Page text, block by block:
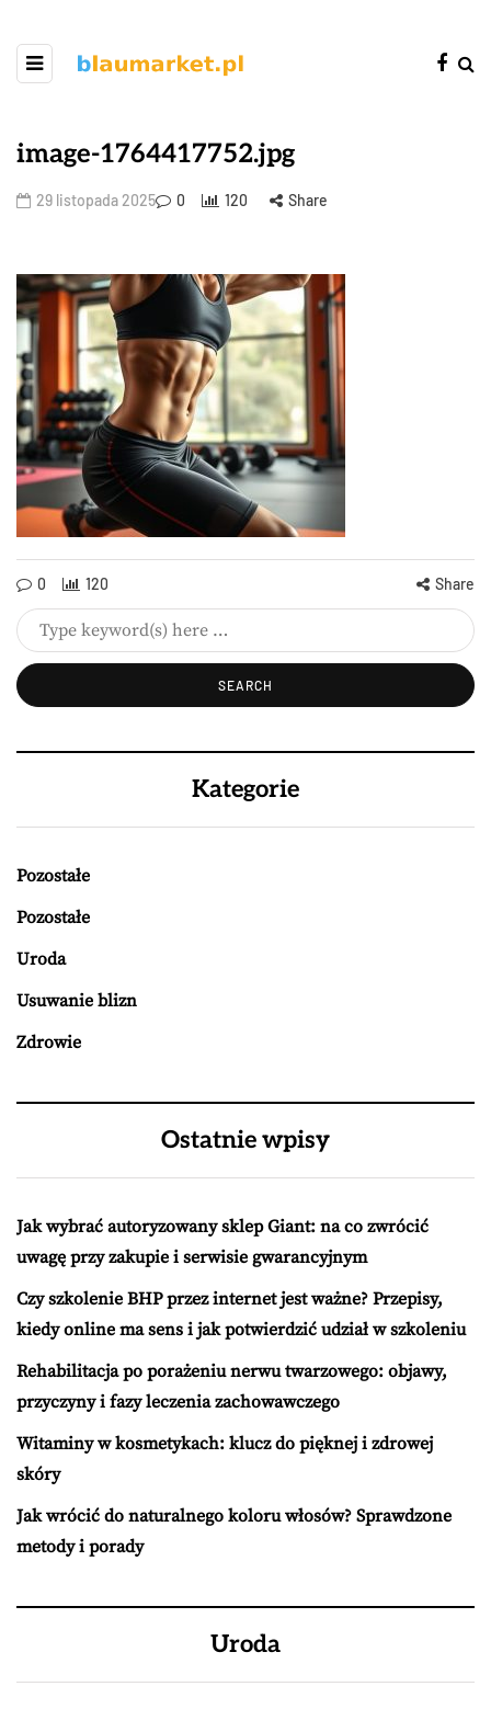
image-1764417752.jpg
29 listopada 2025 0 120 Share
0 120 Share
Kategorie
Pozostałe
Pozostałe
Uroda
Usuwanie blizn
Zdrowie
Ostatnie wpisy
Jak wybrać autoryzowany sklep Giant: na co zwrócić
uwagę przy zakupie i serwisie gwarancyjnym
Czy szkolenie BHP przez internet jest ważne? Przepisy,
kiedy online ma sens i jak potwierdzić udział w szkoleniu
Rehabilitacja po porażeniu nerwu twarzowego: objawy,
przyczyny i fazy leczenia zachowawczego
Witaminy w kosmetykach: klucz do pięknej i zdrowej
skóry
Jak wrócić do naturalnego koloru włosów? Sprawdzone
metody i porady
Uroda